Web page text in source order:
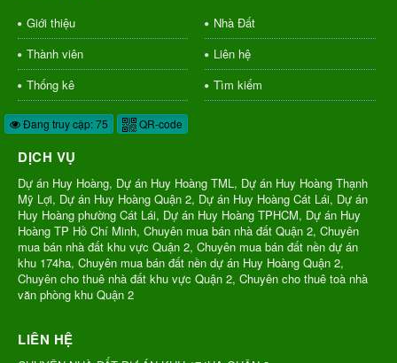
Giới thiệu
Nhà Đất
Thành viên
Liên hệ
Thống kê
Tìm kiếm
Đang truy cập: 75 QR-code
DỊCH VỤ
Dự án Huy Hoàng, Dự án Huy Hoàng TML, Dự án Huy Hoàng Thạnh
Mỹ Lợi, Dự án Huy Hoàng Quận 2, Dự án Huy Hoàng Cát Lái, Dự án
Huy Hoàng phường Cát Lái, Dự án Huy Hoàng TPHCM, Dự án Huy
Hoàng TP Hồ Chí Minh, Chuyên mua bán nhà đất Quận 2, Chuyên
mua bán nhà đất khu vực Quận 2, Chuyên mua bán đất nền dự án
khu 174ha, Chuyên mua bán đất nền dự án Huy Hoàng Quận 2,
Chuyên cho thuê nhà đất khu vực Quận 2, Chuyên cho thuê toà nhà
văn phòng khu Quận 2
LIÊN HỆ